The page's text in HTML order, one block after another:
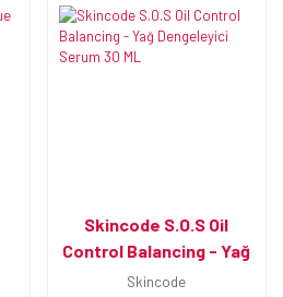
Skincode S.O.S Oil
Control Balancing - Yağ
Dengeleyici Serum 30
Skincode